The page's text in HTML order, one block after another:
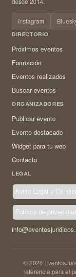
Instagram
DIRECTORIO
Próximos eventos
Formación
Eventos realizados
Buscar eventos
ORGANIZADORES
Publicar evento
Evento destacado
Widget para tu web
Contacto
LEGAL
Aviso Legal y
Política de privacidad
© 2026
referencia para el